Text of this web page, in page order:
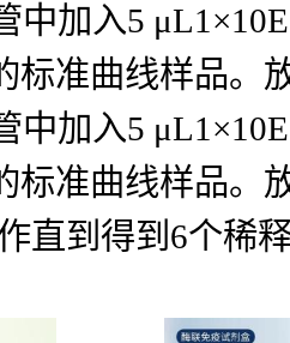
中加入5
标准曲线样品。
中加入5
标准曲线样品。
直到得到6个稀